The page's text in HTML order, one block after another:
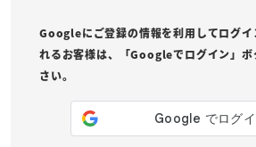
Googleにご登録の情報を利用してログイ
れるお客様は、「Googleでログイン」ボ
さい。